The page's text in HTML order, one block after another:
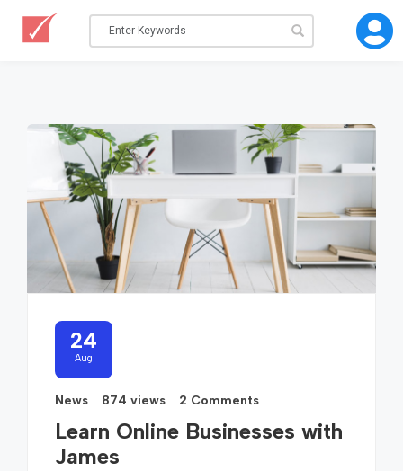
24
Aug
News 874 views 2 Comments
Learn Online Businesses with
James